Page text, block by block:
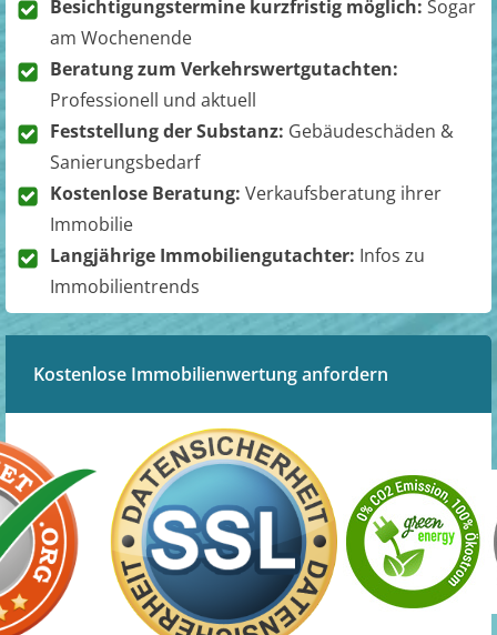
Besichtigungstermine kurzfristig möglich: Sogar
am Wochenende
Beratung zum Verkehrswertgutachten:
Professionell und aktuell
Feststellung der Substanz: Gebäudeschäden &
Sanierungsbedarf
Kostenlose Beratung: Verkaufsberatung ihrer
Immobilie
Langjährige Immobiliengutachter: Infos zu
Immobilientrends
Kostenlose Immobilienwertung anfordern